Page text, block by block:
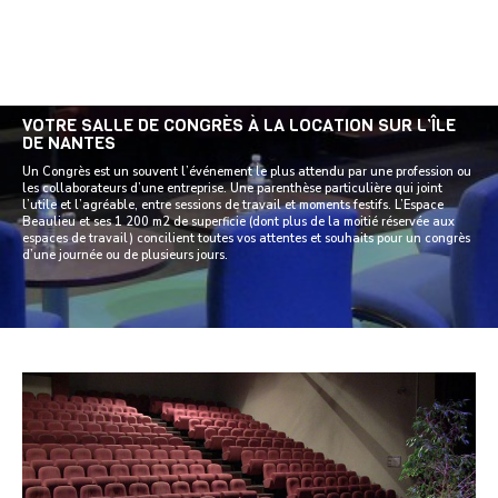
VOTRE SALLE DE CONGRÈS À LA LOCATION SUR L’ÎLE
DE NANTES
Un Congrès est un souvent l’événement le plus attendu par une profession ou
les collaborateurs d’une entreprise. Une parenthèse particulière qui joint
l’utile et l’agréable, entre sessions de travail et moments festifs. L’Espace
Beaulieu et ses 1 200 m2 de superficie (dont plus de la moitié réservée aux
espaces de travail) concilient toutes vos attentes et souhaits pour un congrès
d’une journée ou de plusieurs jours.